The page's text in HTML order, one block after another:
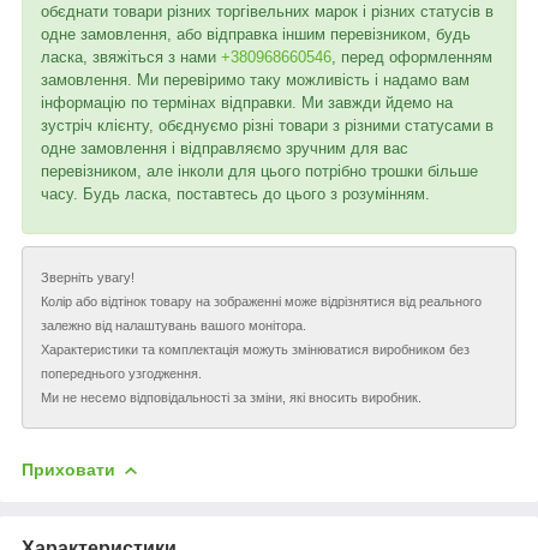
обєднати товари різних торгівельних марок і різних статусів в
одне замовлення, або відправка іншим перевізником, будь
ласка, звяжіться з нами +380968660546 , перед оформленням
замовлення. Ми перевіримо таку можливість і надамо вам
інформацію по термінах відправки. Ми завжди йдемо на
зустріч клієнту, обєднуємо різні товари з різними статусами в
одне замовлення і відправляємо зручним для вас
перевізником, але інколи для цього потрібно трошки більше
часу. Будь ласка, поставтесь до цього з розумінням.
Зверніть увагу!
Колір або відтінок товару на зображенні може відрізнятися від реального
залежно від налаштувань вашого монітора.
Характеристики та комплектація можуть змінюватися виробником без
попереднього узгодження.
Ми не несемо відповідальності за зміни, які вносить виробник.
Приховати